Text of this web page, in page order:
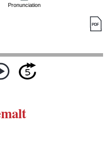
Pronunciation